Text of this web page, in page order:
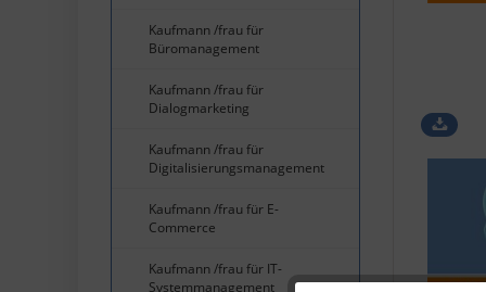
Kaufmann /frau für
Büromanagement
Kaufmann /frau für
Dialogmarketing
Kaufmann /frau für
Digitalisierungsmanagement
Kaufmann /frau für E-
Commerce
Kaufmann /frau für IT-
Systemmanagement